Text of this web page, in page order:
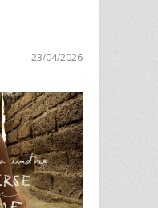
23/04/2026